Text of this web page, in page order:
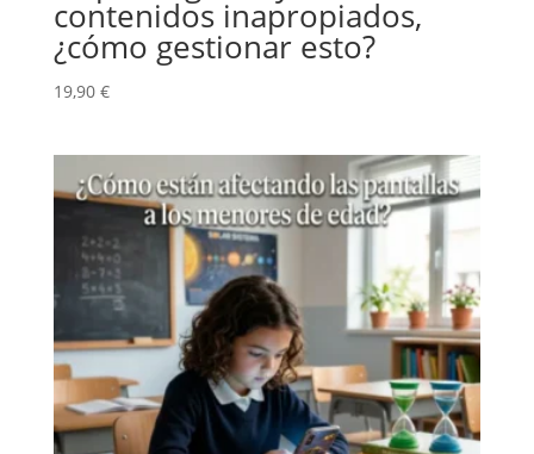
contenidos inapropiados,
¿cómo gestionar esto?
19,90 €